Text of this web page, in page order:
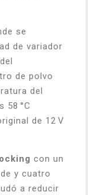
se
de variador
de polvo
del
58 °C
de 12 V
con un
y cuatro
a reducir